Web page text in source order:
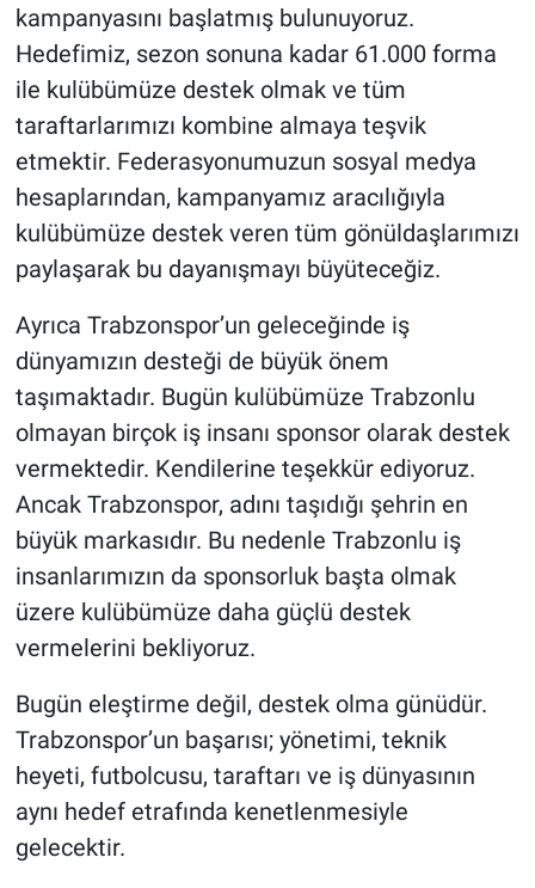
kampanyasını başlatmış bulunuyoruz.
Hedefimiz, sezon sonuna kadar 61.000 forma
ile kulübümüze destek olmak ve tüm
taraftarlarımızı kombine almaya teşvik
etmektir. Federasyonumuzun sosyal medya
hesaplarından, kampanyamız aracılığıyla
kulübümüze destek veren tüm gönüldaşlarımızı
paylaşarak bu dayanışmayı büyüteceğiz.
Ayrıca Trabzonspor’un geleceğinde iş
dünyamızın desteği de büyük önem
taşımaktadır. Bugün kulübümüze Trabzonlu
olmayan birçok iş insanı sponsor olarak destek
vermektedir. Kendilerine teşekkür ediyoruz.
Ancak Trabzonspor, adını taşıdığı şehrin en
büyük markasıdır. Bu nedenle Trabzonlu iş
insanlarımızın da sponsorluk başta olmak
üzere kulübümüze daha güçlü destek
vermelerini bekliyoruz.
Bugün eleştirme değil, destek olma günüdür.
Trabzonspor’un başarısı; yönetimi, teknik
heyeti, futbolcusu, taraftarı ve iş dünyasının
aynı hedef etrafında kenetlenmesiyle
gelecektir.